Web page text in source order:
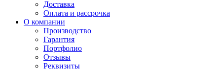
Доставка
Оплата и рассрочка
О компании
Производство
Гарантия
Портфолио
Отзывы
Реквизиты